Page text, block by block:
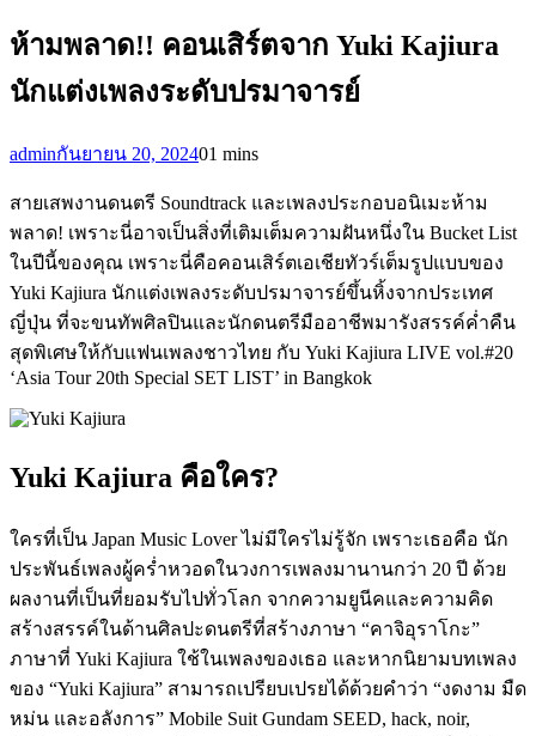
ห้ามพลาด!! คอนเสิร์ตจาก Yuki Kajiura
นักแต่งเพลงระดับปรมาจารย์
adminกันยายน 20, 202401 mins
สายเสพงานดนตรี Soundtrack และเพลงประกอบอนิเมะห้าม
พลาด! เพราะนี่อาจเป็นสิ่งที่เติมเต็มความฝันหนึ่งใน Bucket List
ในปีนี้ของคุณ เพราะนี่คือคอนเสิร์ตเอเชียทัวร์เต็มรูปแบบของ
Yuki Kajiura นักแต่งเพลงระดับปรมาจารย์ขึ้นหิ้งจากประเทศ
ญี่ปุ่น ที่จะขนทัพศิลปินและนักดนตรีมืออาชีพมารังสรรค์ค่ำคืน
สุดพิเศษให้กับแฟนเพลงชาวไทย กับ Yuki Kajiura LIVE vol.#20
‘Asia Tour 20th Special SET LIST’ in Bangkok
Yuki Kajiura คือใคร?
ใครที่เป็น Japan Music Lover ไม่มีใครไม่รู้จัก เพราะเธอคือ นัก
ประพันธ์เพลงผู้คร่ำหวอดในวงการเพลงมานานกว่า 20 ปี ด้วย
ผลงานที่เป็นที่ยอมรับไปทั่วโลก จากความยูนีคและความคิด
สร้างสรรค์ในด้านศิลปะดนตรีที่สร้างภาษา “คาจิอุราโกะ”
ภาษาที่ Yuki Kajiura ใช้ในเพลงของเธอ และหากนิยามบทเพลง
ของ “Yuki Kajiura” สามารถเปรียบเปรยได้ด้วยคำว่า “งดงาม มืด
หม่น และอลังการ” Mobile Suit Gundam SEED, hack, noir,